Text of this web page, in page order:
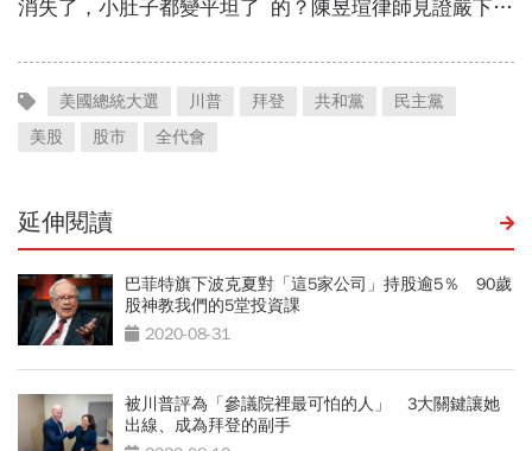
美國總統大選 川普 拜登 共和黨
民主黨
美股
股市 全代會
延伸閱讀
巴菲特旗下波克夏對「這5家公司」持股逾5％ 90歲
股神教我們的5堂投資課
2020-08-31
被川普評為「參議院裡最可怕的人」 3大關鍵讓她
出線、成為拜登的副手